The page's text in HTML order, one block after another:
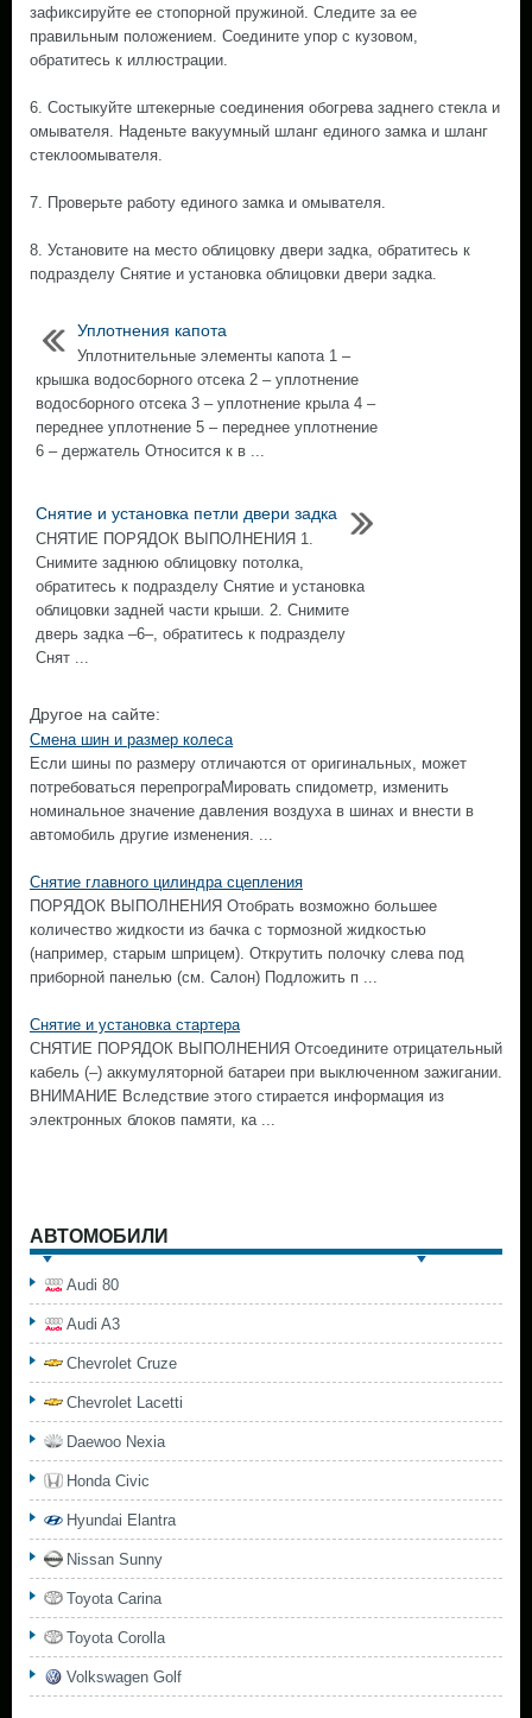
зафиксируйте ее стопорной пружиной. Следите за ее
правильным положением. Соедините упор с кузовом,
обратитесь к иллюстрации.
6. Состыкуйте штекерные соединения обогрева заднего стекла и
омывателя. Наденьте вакуумный шланг единого замка и шланг
стеклоомывателя.
7. Проверьте работу единого замка и омывателя.
8. Установите на место облицовку двери задка, обратитесь к
подразделу Снятие и установка облицовки двери задка.
Уплотнения капота
Уплотнительные элементы капота 1 –
крышка водосборного отсека 2 – уплотнение
водосборного отсека 3 – уплотнение крыла 4 –
переднее уплотнение 5 – переднее уплотнение
6 – держатель Относится к в ...
Снятие и установка петли двери задка
СНЯТИЕ ПОРЯДОК ВЫПОЛНЕНИЯ 1.
Снимите заднюю облицовку потолка,
обратитесь к подразделу Снятие и установка
облицовки задней части крыши. 2. Снимите
дверь задка –6–, обратитесь к подразделу
Снят ...
Другое на сайте:
Смена шин и размер колеса
Если шины по размеру отличаются от оригинальных, может
потребоваться перепрограМировать спидометр, изменить
номинальное значение давления воздуха в шинах и внести в
автомобиль другие изменения. ...
Снятие главного цилиндра сцепления
ПОРЯДОК ВЫПОЛНЕНИЯ Отобрать возможно большее
количество жидкости из бачка с тормозной жидкостью
(например, старым шприцем). Открутить полочку слева под
приборной панелью (см. Салон) Подложить п ...
Снятие и установка стартера
СНЯТИЕ ПОРЯДОК ВЫПОЛНЕНИЯ Отсоедините отрицательный
кабель (–) аккумуляторной батареи при выключенном зажигании.
ВНИМАНИЕ Вследствие этого стирается информация из
электронных блоков памяти, ка ...
АВТОМОБИЛИ
Audi 80
Audi A3
Chevrolet Cruze
Chevrolet Lacetti
Daewoo Nexia
Honda Civic
Hyundai Elantra
Nissan Sunny
Toyota Carina
Toyota Corolla
Volkswagen Golf